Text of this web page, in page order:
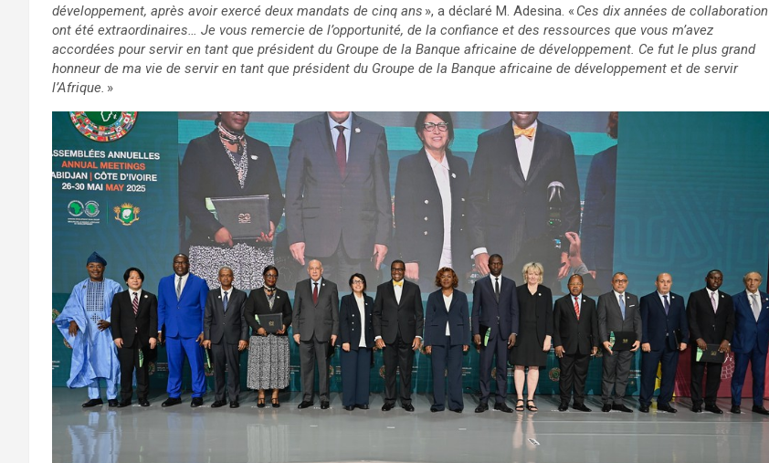
développement, après avoir exercé deux mandats de cinq ans », a déclaré M. Adesina. « Ces dix années de collaboration
ont été extraordinaires… Je vous remercie de l’opportunité, de la confiance et des ressources que vous m’avez
accordées pour servir en tant que président du Groupe de la Banque africaine de développement. Ce fut le plus grand
honneur de ma vie de servir en tant que président du Groupe de la Banque africaine de développement et de servir
l’Afrique. »